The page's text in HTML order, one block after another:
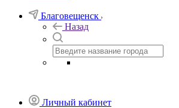
Благовещенск
Назад
Личный кабинет